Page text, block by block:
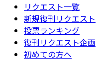
リクエスト一覧
新規復刊リクエスト
投票ランキング
復刊リクエスト企画
初めての方へ